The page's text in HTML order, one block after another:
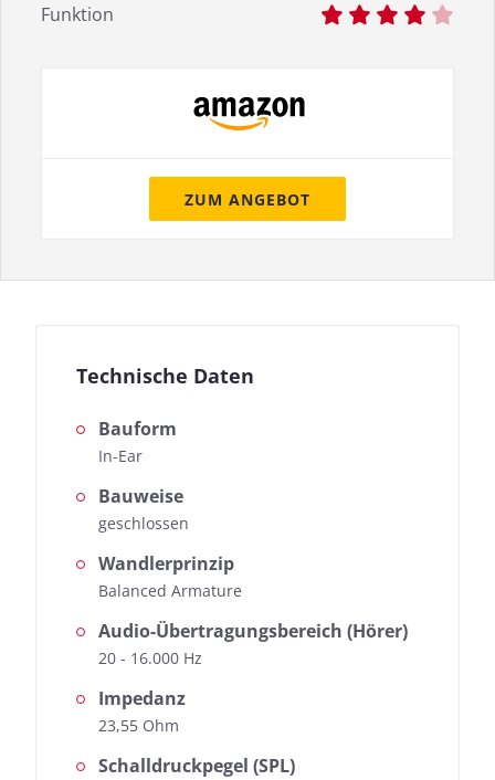
Funktion
ZUM ANGEBOT
Technische Daten
Bauform
In-Ear
Bauweise
geschlossen
Wandlerprinzip
Balanced Armature
Audio-Übertragungsbereich (Hörer)
20 - 16.000 Hz
Impedanz
23,55 Ohm
Schalldruckpegel (SPL)